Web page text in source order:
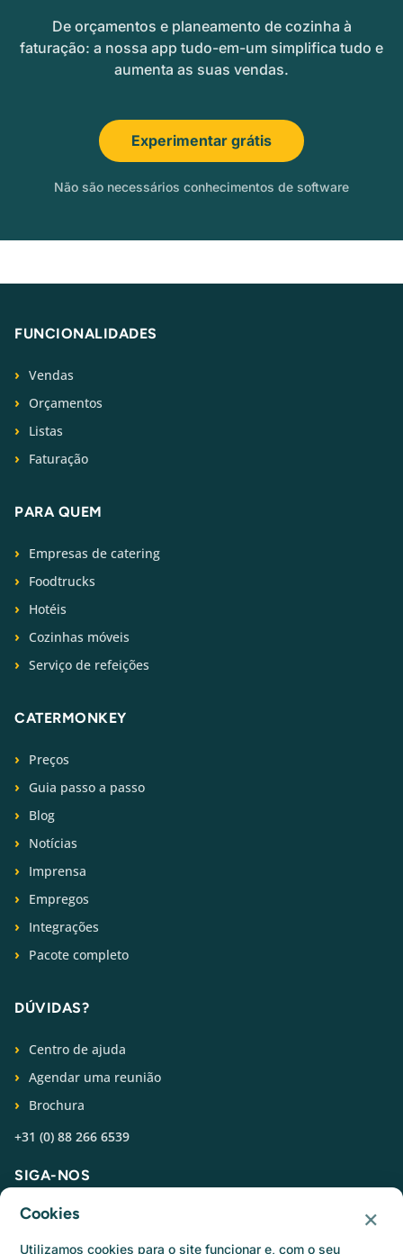
De orçamentos e planeamento de cozinha à
faturação: a nossa app tudo-em-um simplifica tudo e
aumenta as suas vendas.
Experimentar grátis
Não são necessários conhecimentos de software
FUNCIONALIDADES
Vendas
Orçamentos
Listas
Faturação
PARA QUEM
Empresas de catering
Foodtrucks
Hotéis
Cozinhas móveis
Serviço de refeições
CATERMONKEY
Preços
Guia passo a passo
Blog
Notícias
Imprensa
Empregos
Integrações
Pacote completo
DÚVIDAS?
Centro de ajuda
Agendar uma reunião
Brochura
+31 (0) 88 266 6539
SIGA-NOS
Cookies ×
Utilizamos cookies para o site funcionar e, com o seu